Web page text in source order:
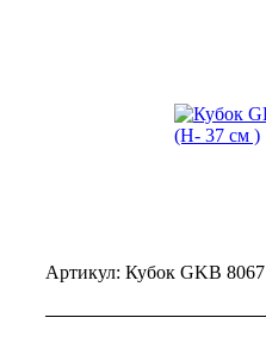
Артикул: Кубок GKB 8067